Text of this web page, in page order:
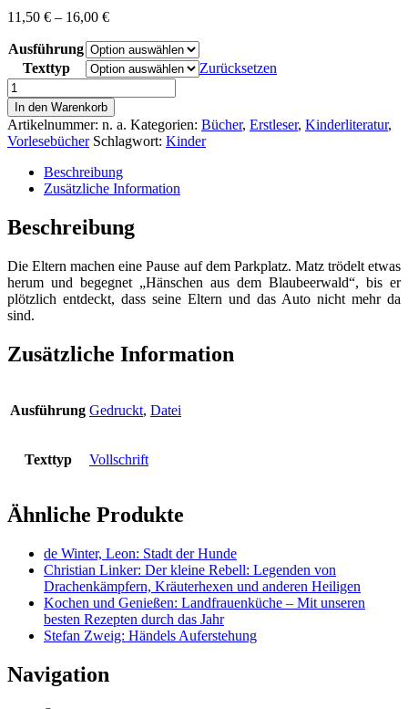
11,50 € – 16,00 €Preisspanne:
bis
16,00 €
Ausführung
Texttyp
Zurücksetzen
Kähler-
Timm,
Hilde:
Matz
auf
dem
Parkplatz
Menge
In den Warenkorb
Artikelnummer: n. a. Kategorien: Bücher, Erstleser, Kinderliteratur,
Vorlesebücher Schlagwort: Kinder
Beschreibung
Zusätzliche Information
Beschreibung
Die Eltern machen eine Pause auf dem Parkplatz. Matz trödelt etwas
herum und begegnet „Hänschen aus dem Blaubeerwald“, bis er
plötzlich entdeckt, dass seine Eltern und das Auto nicht mehr da
sind.
Zusätzliche Information
Ausführung Gedruckt, Datei
Texttyp Vollschrift
Ähnliche Produkte
de Winter, Leon: Stadt der Hunde
Christian Linker: Der kleine Rebell: Legenden von
Drachenkämpfern, Kräuterhexen und anderen Heiligen
Kochen und Genießen: Landfrauenküche – Mit unseren
besten Rezepten durch das Jahr
Stefan Zweig: Händels Auferstehung
Navigation